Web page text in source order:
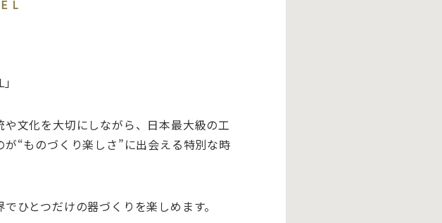
文化を大切にしながら、日本最大級の工
“ものづくり楽しさ”に出会える特別な時
ひとつだけの器づくりを楽しめます。